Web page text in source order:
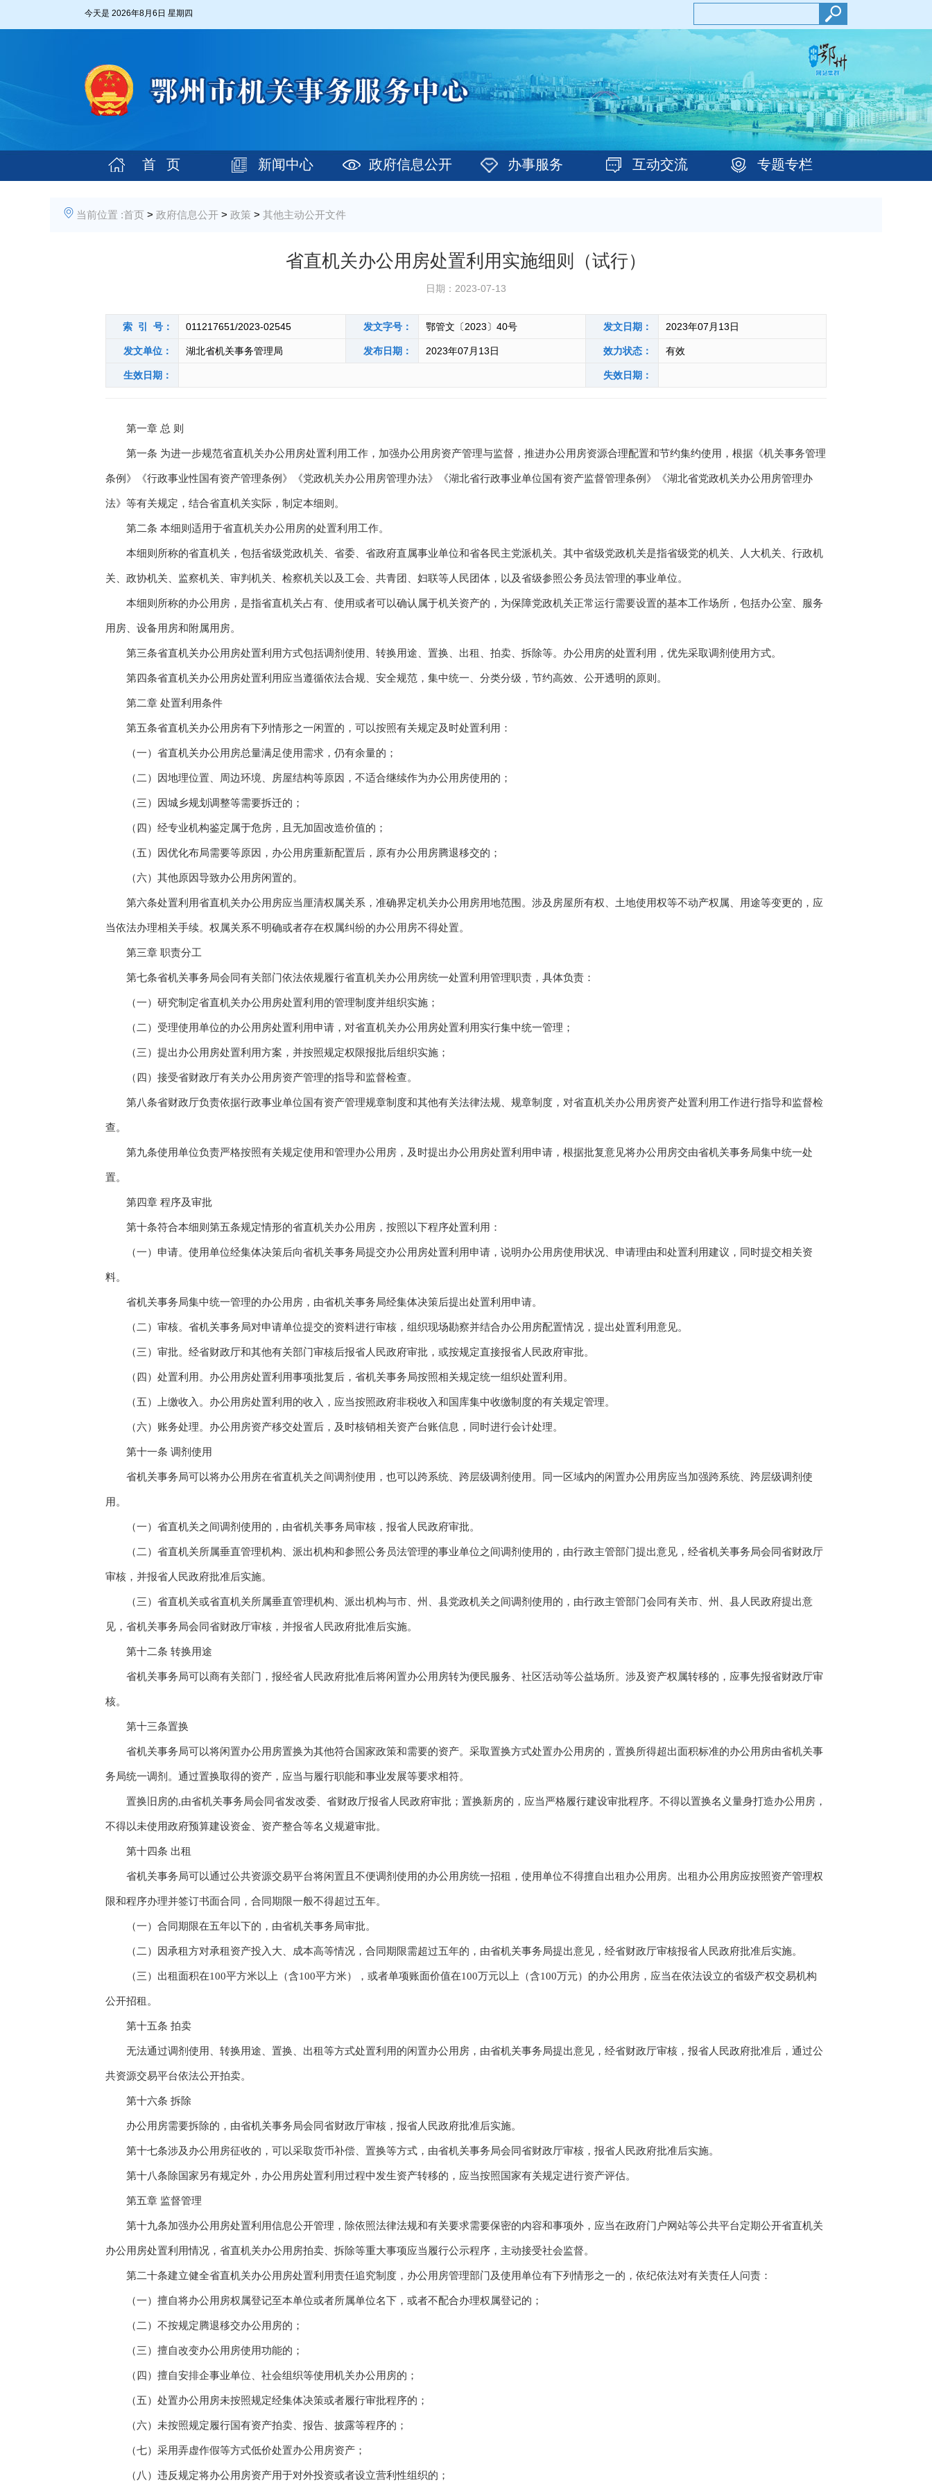
今天是 2026年8月6日 星期四
首 页 新闻中心 政府信息公开 办事服务 互动交流 专题专栏
当前位置 :首页 > 政府信息公开 > 政策 > 其他主动公开文件
省直机关办公用房处置利用实施细则（试行）
日期：2023-07-13
索 引 号： 011217651/2023-02545 发文字号： 鄂管文〔2023〕40号 发文日期： 2023年07月13日
发文单位： 湖北省机关事务管理局 发布日期： 2023年07月13日 效力状态： 有效
生效日期： 失效日期：
第一章 总 则
第一条 为进一步规范省直机关办公用房处置利用工作，加强办公用房资产管理与监督，推进办公用房资源合理配置和节约集约使用，根据《机关事务管理
条例》《行政事业性国有资产管理条例》《党政机关办公用房管理办法》《湖北省行政事业单位国有资产监督管理条例》《湖北省党政机关办公用房管理办
法》等有关规定，结合省直机关实际，制定本细则。
第二条 本细则适用于省直机关办公用房的处置利用工作。
本细则所称的省直机关，包括省级党政机关、省委、省政府直属事业单位和省各民主党派机关。其中省级党政机关是指省级党的机关、人大机关、行政机
关、政协机关、监察机关、审判机关、检察机关以及工会、共青团、妇联等人民团体，以及省级参照公务员法管理的事业单位。
本细则所称的办公用房，是指省直机关占有、使用或者可以确认属于机关资产的，为保障党政机关正常运行需要设置的基本工作场所，包括办公室、服务
用房、设备用房和附属用房。
第三条省直机关办公用房处置利用方式包括调剂使用、转换用途、置换、出租、拍卖、拆除等。办公用房的处置利用，优先采取调剂使用方式。
第四条省直机关办公用房处置利用应当遵循依法合规、安全规范，集中统一、分类分级，节约高效、公开透明的原则。
第二章 处置利用条件
第五条省直机关办公用房有下列情形之一闲置的，可以按照有关规定及时处置利用：
（一）省直机关办公用房总量满足使用需求，仍有余量的；
（二）因地理位置、周边环境、房屋结构等原因，不适合继续作为办公用房使用的；
（三）因城乡规划调整等需要拆迁的；
（四）经专业机构鉴定属于危房，且无加固改造价值的；
（五）因优化布局需要等原因，办公用房重新配置后，原有办公用房腾退移交的；
（六）其他原因导致办公用房闲置的。
第六条处置利用省直机关办公用房应当厘清权属关系，准确界定机关办公用房用地范围。涉及房屋所有权、土地使用权等不动产权属、用途等变更的，应
当依法办理相关手续。权属关系不明确或者存在权属纠纷的办公用房不得处置。
第三章 职责分工
第七条省机关事务局会同有关部门依法依规履行省直机关办公用房统一处置利用管理职责，具体负责：
（一）研究制定省直机关办公用房处置利用的管理制度并组织实施；
（二）受理使用单位的办公用房处置利用申请，对省直机关办公用房处置利用实行集中统一管理；
（三）提出办公用房处置利用方案，并按照规定权限报批后组织实施；
（四）接受省财政厅有关办公用房资产管理的指导和监督检查。
第八条省财政厅负责依据行政事业单位国有资产管理规章制度和其他有关法律法规、规章制度，对省直机关办公用房资产处置利用工作进行指导和监督检
查。
第九条使用单位负责严格按照有关规定使用和管理办公用房，及时提出办公用房处置利用申请，根据批复意见将办公用房交由省机关事务局集中统一处
置。
第四章 程序及审批
第十条符合本细则第五条规定情形的省直机关办公用房，按照以下程序处置利用：
（一）申请。使用单位经集体决策后向省机关事务局提交办公用房处置利用申请，说明办公用房使用状况、申请理由和处置利用建议，同时提交相关资
料。
省机关事务局集中统一管理的办公用房，由省机关事务局经集体决策后提出处置利用申请。
（二）审核。省机关事务局对申请单位提交的资料进行审核，组织现场勘察并结合办公用房配置情况，提出处置利用意见。
（三）审批。经省财政厅和其他有关部门审核后报省人民政府审批，或按规定直接报省人民政府审批。
（四）处置利用。办公用房处置利用事项批复后，省机关事务局按照相关规定统一组织处置利用。
（五）上缴收入。办公用房处置利用的收入，应当按照政府非税收入和国库集中收缴制度的有关规定管理。
（六）账务处理。办公用房资产移交处置后，及时核销相关资产台账信息，同时进行会计处理。
第十一条 调剂使用
省机关事务局可以将办公用房在省直机关之间调剂使用，也可以跨系统、跨层级调剂使用。同一区域内的闲置办公用房应当加强跨系统、跨层级调剂使
用。
（一）省直机关之间调剂使用的，由省机关事务局审核，报省人民政府审批。
（二）省直机关所属垂直管理机构、派出机构和参照公务员法管理的事业单位之间调剂使用的，由行政主管部门提出意见，经省机关事务局会同省财政厅
审核，并报省人民政府批准后实施。
（三）省直机关或省直机关所属垂直管理机构、派出机构与市、州、县党政机关之间调剂使用的，由行政主管部门会同有关市、州、县人民政府提出意
见，省机关事务局会同省财政厅审核，并报省人民政府批准后实施。
第十二条 转换用途
省机关事务局可以商有关部门，报经省人民政府批准后将闲置办公用房转为便民服务、社区活动等公益场所。涉及资产权属转移的，应事先报省财政厅审
核。
第十三条置换
省机关事务局可以将闲置办公用房置换为其他符合国家政策和需要的资产。采取置换方式处置办公用房的，置换所得超出面积标准的办公用房由省机关事
务局统一调剂。通过置换取得的资产，应当与履行职能和事业发展等要求相符。
置换旧房的,由省机关事务局会同省发改委、省财政厅报省人民政府审批；置换新房的，应当严格履行建设审批程序。不得以置换名义量身打造办公用房，
不得以未使用政府预算建设资金、资产整合等名义规避审批。
第十四条 出租
省机关事务局可以通过公共资源交易平台将闲置且不便调剂使用的办公用房统一招租，使用单位不得擅自出租办公用房。出租办公用房应按照资产管理权
限和程序办理并签订书面合同，合同期限一般不得超过五年。
（一）合同期限在五年以下的，由省机关事务局审批。
（二）因承租方对承租资产投入大、成本高等情况，合同期限需超过五年的，由省机关事务局提出意见，经省财政厅审核报省人民政府批准后实施。
（三）出租面积在100平方米以上（含100平方米），或者单项账面价值在100万元以上（含100万元）的办公用房，应当在依法设立的省级产权交易机构
公开招租。
第十五条 拍卖
无法通过调剂使用、转换用途、置换、出租等方式处置利用的闲置办公用房，由省机关事务局提出意见，经省财政厅审核，报省人民政府批准后，通过公
共资源交易平台依法公开拍卖。
第十六条 拆除
办公用房需要拆除的，由省机关事务局会同省财政厅审核，报省人民政府批准后实施。
第十七条涉及办公用房征收的，可以采取货币补偿、置换等方式，由省机关事务局会同省财政厅审核，报省人民政府批准后实施。
第十八条除国家另有规定外，办公用房处置利用过程中发生资产转移的，应当按照国家有关规定进行资产评估。
第五章 监督管理
第十九条加强办公用房处置利用信息公开管理，除依照法律法规和有关要求需要保密的内容和事项外，应当在政府门户网站等公共平台定期公开省直机关
办公用房处置利用情况，省直机关办公用房拍卖、拆除等重大事项应当履行公示程序，主动接受社会监督。
第二十条建立健全省直机关办公用房处置利用责任追究制度，办公用房管理部门及使用单位有下列情形之一的，依纪依法对有关责任人问责：
（一）擅自将办公用房权属登记至本单位或者所属单位名下，或者不配合办理权属登记的；
（二）不按规定腾退移交办公用房的；
（三）擅自改变办公用房使用功能的；
（四）擅自安排企事业单位、社会组织等使用机关办公用房的；
（五）处置办公用房未按照规定经集体决策或者履行审批程序的；
（六）未按照规定履行国有资产拍卖、报告、披露等程序的；
（七）采用弄虚作假等方式低价处置办公用房资产；
（八）违反规定将办公用房资产用于对外投资或者设立营利性组织的；